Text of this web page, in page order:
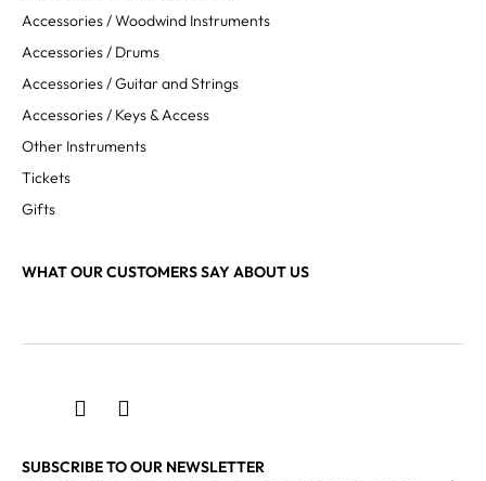
Accessories / Woodwind Instruments
Accessories / Drums
Accessories / Guitar and Strings
Accessories / Keys & Access
Other Instruments
Tickets
Gifts
WHAT OUR CUSTOMERS SAY ABOUT US
SUBSCRIBE TO OUR NEWSLETTER